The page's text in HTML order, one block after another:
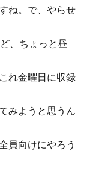
ね。で、やらせ
、ちょっと昼
れ金曜日に収録
みようと思うん
員向けにやろう